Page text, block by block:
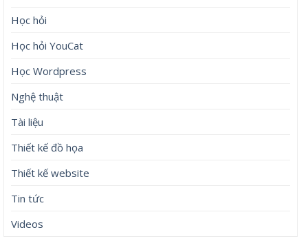
Học hỏi
Học hỏi YouCat
Học Wordpress
Nghệ thuật
Tài liệu
Thiết kế đồ họa
Thiết kế website
Tin tức
Videos